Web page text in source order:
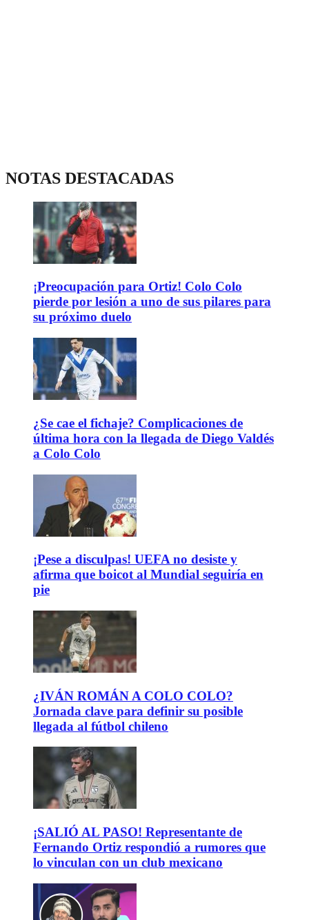
NOTAS DESTACADAS
¡Preocupación para Ortiz! Colo Colo
pierde por lesión a uno de sus pilares para
su próximo duelo
¿Se cae el fichaje? Complicaciones de
última hora con la llegada de Diego Valdés
a Colo Colo
¡Pese a disculpas! UEFA no desiste y
afirma que boicot al Mundial seguiría en
pie
¿IVÁN ROMÁN A COLO COLO?
Jornada clave para definir su posible
llegada al fútbol chileno
¡SALIÓ AL PASO! Representante de
Fernando Ortiz respondió a rumores que
lo vinculan con un club mexicano